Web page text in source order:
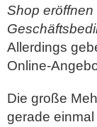
Shop
Allerdings
Online-
Die große
gerade einmal